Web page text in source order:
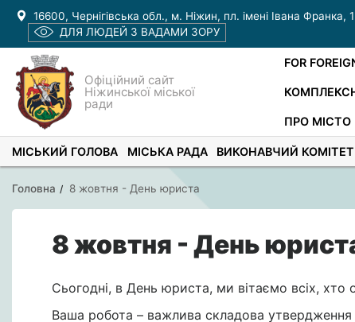
16600, Чернігівська обл., м. Ніжин, пл. імені Івана Франка, 1
ДЛЯ ЛЮДЕЙ З ВАДАМИ ЗОРУ
Офіційний сайт
Ніжинської міської
ради
FOR
ПРО МІСТО
МІСЬКИЙ ГОЛОВА МІСЬКА РАДА ВИКОНАВЧИЙ КОМІТЕТ
Головна 8 жовтня - День юриста
8 жовтня - День
Сьогодні, в День юриста, ми вітаємо всіх, хто
Ваша робота – важлива складова утвердження